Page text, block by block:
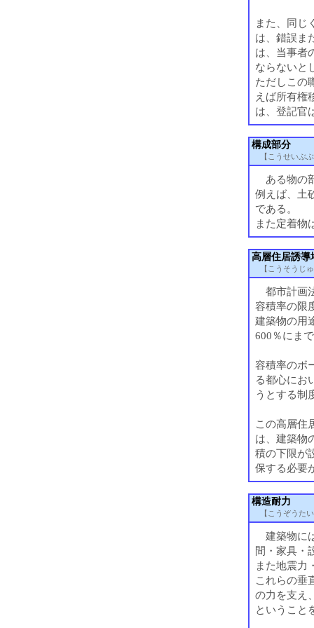
また、同じ
は、錯誤ま
は、当事者
ならないと
ただしこの
えば所有権
は、登記官
構成部分
【こうせいぶ
ある物の
例えば、土
である。
また定着物
高層住居誘導
【こうそうじ
都市計画
容積率の限
建築物の用
600％にま
容積率のボ
る都心にお
うとする制
この高層住
は、建築物
積の下限が
保する必要
構造耐力
【こうぞうた
建築物に
間・家具・
また地震力
これらの垂
の力を支え
ということ